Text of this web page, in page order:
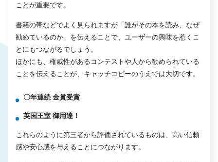
ことが重要です。
書籍の帯などでよく見られますが「誰がその本を読み、なぜ
勧めているのか」を伝えることで、ユーザーの興味を惹くこ
とにもつながるでしょう。
ほかにも、権威性があるコンテストや人から勧められている
ことを伝えることが、キャッチコピーのうえでは大切です。
〇年連続 金賞受賞
英国王室 御用達！
これらのように第三者から評価されているものは、高い信頼
感や安心感を与えることにつながります。